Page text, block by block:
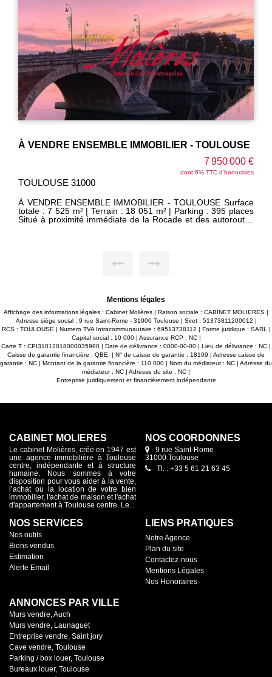
À VENDRE ENSEMBLE IMMOBILIER - TOULOUSE
7 950 000 €
dont 6% TTC d'honoraires
TOULOUSE 31000
À VENDRE ENSEMBLE IMMOBILIER - TOULOUSE Surface
totale : 7 525 m² | Terrain : 18 051 m² | Parking : 395 places
Situé à proximité immédiate de la Rocade et des autoroutes
2 : 1085 m² Bâtiment 3 : 3470 m² Bâtiment 4 : 4470 m² -
Infrastructure de qualité : voirie lourde, espaces verts
soignés - Sécurité renforcée : site clos, portail électrique,
barrière levante, gardiennage 24h/24 Un site fonctionnel,
sécurisé et évolutif, idéal pour vos activités industrielles,
logistiques ou tertiaires.
Mentions légales
Affichage des informations légales : Cabinet Molières | Raison sociale : CABINET MOLIERES |
Adresse siège social : 9 rue Saint-Rome - 31000 Toulouse | Siret : 51373811200012 |
RCS : TOULOUSE | Numero TVA Intracommunautaire : 69513738112 | Forme juridique : SARL |
Capital social : 10 000 | Assurance RCP : NC |
Carte T : CPI31012018000035980 | Date de délivrance : 0000-00-00 | Lieu de délivrance : NC |
Caisse de garantie financière : QBE. | N° de caisse de garantie : 18109 | Adresse caisse de
garantie : NC | Montant de la garantie financière : 110 000 | Nom du médiateur : NC | Adresse du
médiateur : NC | Adresse du site : NC |
Entreprise juridiquement et financièrement indépendante
CABINET MOLIÈRES
Le cabinet Molières, crée en 1947 est
une agence immobilière à Toulouse
centre, indépendante et à structure
humaine. Nous sommes à votre
disposition pour vous aider à la vente,
l’achat ou la location de votre bien
immobilier, l'achat de maison et l'achat
d'appartement à Toulouse centre. Le...
NOS COORDONNES
9 rue Saint-Rome
31000 Toulouse
Tl. : +33 5 61 21 63 45
NOS SERVICES
Nos outils
Biens vendus
Estimation
Alerte Email
LIENS PRATIQUES
Notre Agence
Plan du site
Contactez-nous
Mentions Légales
Nos Honoraires
ANNONCES PAR VILLE
Murs vendre, Auch
Murs vendre, Launaguet
Entreprise vendre, Saint jory
Cave vendre, Toulouse
Parking / box louer, Toulouse
Bureaux louer, Toulouse